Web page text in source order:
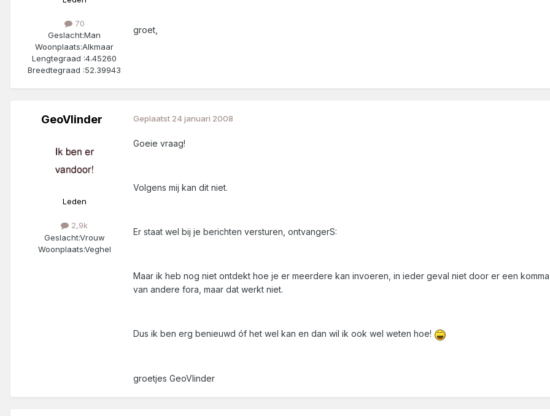
70
Geslacht:Man
Woonplaats:Alkmaar
Lengtegraad :4.45260
Breedtegraad :52.39943
groet,
GeoVlinder
Leden
2,9k
Geslacht:Vrouw
Woonplaats:Veghel
Geplaatst 24 januari 2008
Goeie vraag!
Volgens mij kan dit niet.
Er staat wel bij je berichten versturen, ontvangerS:
Maar ik heb nog niet ontdekt hoe je er meerdere kan invoeren, in ieder geval niet door er een
van andere fora, maar dat werkt niet.
Dus ik ben erg benieuwd óf het wel kan en dan wil ik ook wel weten hoe!
groetjes GeoVlinder